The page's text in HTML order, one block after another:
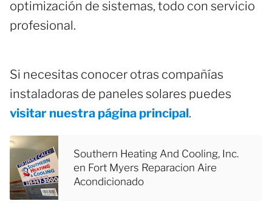
optimización de sistemas, todo con servicio
profesional.
Si necesitas conocer otras compañías
instaladoras de paneles solares puedes
visitar nuestra página principal.
Southern Heating And Cooling, Inc.
en Fort Myers Reparacion Aire
Acondicionado